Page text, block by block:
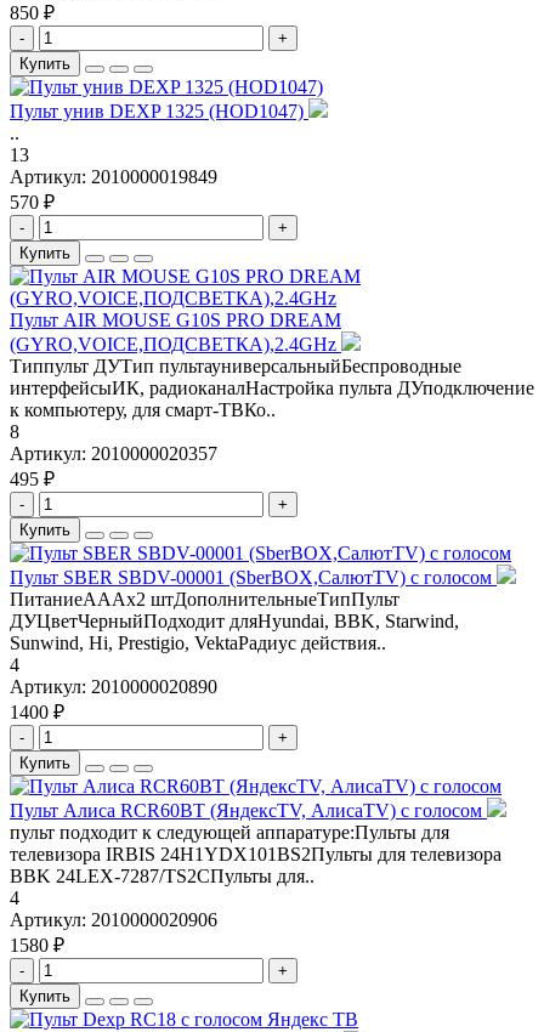
850 ₽
-
+
Купить
Пульт унив DEXP 1325 (HOD1047)
..
13
Артикул: 2010000019849
570 ₽
-
+
Купить
Пульт AIR MOUSE G10S PRO DREAM
(GYRO,VOICE,ПОДСВЕТКА),2.4GHz
Типпульт ДУТип пультауниверсальныйБеспроводные
интерфейсыИК, радиоканалНастройка пульта ДУподключение
к компьютеру, для смарт-ТВКо..
8
Артикул: 2010000020357
495 ₽
-
+
Купить
Пульт SBER SBDV-00001 (SberBOX,СалютTV) с голосом
ПитаниеАААх2 штДополнительныеТипПульт
ДУЦветЧерныйПодходит дляHyundai, BBK, Starwind,
Sunwind, Hi, Prestigio, VektaРадиус действия..
4
Артикул: 2010000020890
1400 ₽
-
+
Купить
Пульт Алиса RCR60BT (ЯндексTV, АлисаTV) с голосом
пульт подходит к следующей аппаратуре:Пульты для
телевизора IRBIS 24H1YDX101BS2Пульты для телевизора
BBK 24LEX-7287/TS2CПульты для..
4
Артикул: 2010000020906
1580 ₽
-
+
Купить